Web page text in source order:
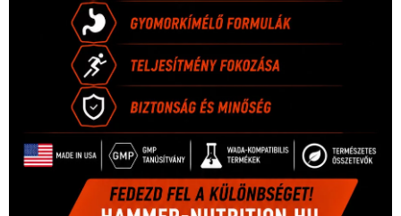
1035 Budapest, Miklós u. 7.
+36 30 471 1373
info (kukac) sportime.hu